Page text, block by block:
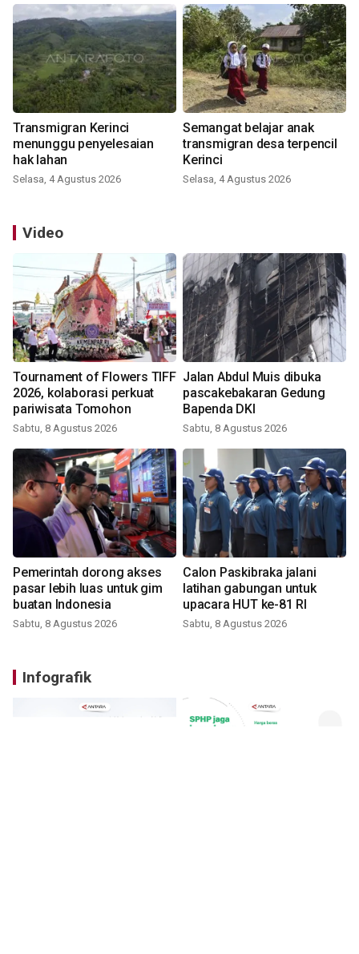
Transmigran Kerinci
menunggu penyelesaian
hak lahan
Selasa, 4 Agustus 2026
Semangat belajar anak
transmigran desa terpencil
Kerinci
Selasa, 4 Agustus 2026
Video
Tournament of Flowers TIFF
2026, kolaborasi perkuat
pariwisata Tomohon
Sabtu, 8 Agustus 2026
Jalan Abdul Muis dibuka
pascakebakaran Gedung
Bapenda DKI
Sabtu, 8 Agustus 2026
Pemerintah dorong akses
pasar lebih luas untuk gim
buatan Indonesia
Sabtu, 8 Agustus 2026
Calon Paskibraka jalani
latihan gabungan untuk
upacara HUT ke-81 RI
Sabtu, 8 Agustus 2026
Infografik